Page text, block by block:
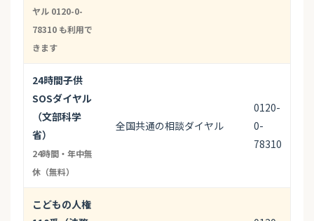
ヤル 0120-0-
78310 も利用で
きます
24時間子供
SOSダイヤル
（文部科学
省）
24時間・年中無
休（無料）
全国共通の相談ダイヤル
0120-
0-
78310
こどもの人権